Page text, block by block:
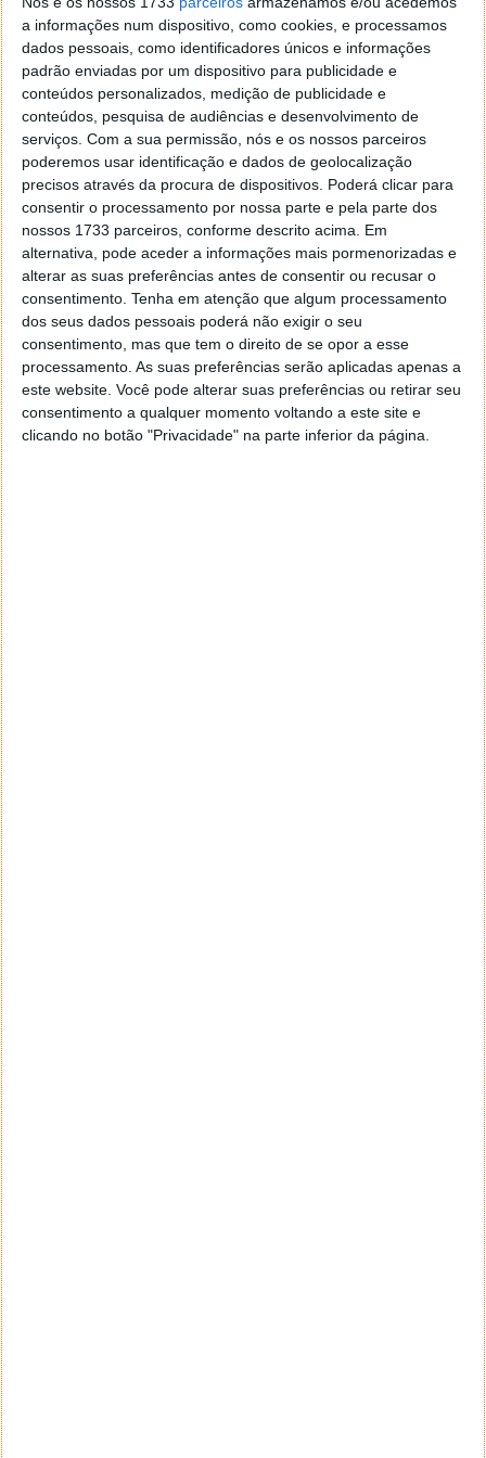
a informações num dispositivo, como cookies, e processamos
dados pessoais, como identificadores únicos e informações
padrão enviadas por um dispositivo para publicidade e
conteúdos personalizados, medição de publicidade e
conteúdos, pesquisa de audiências e desenvolvimento de
serviços. Com a sua permissão, nós e os nossos parceiros
poderemos usar identificação e dados de geolocalização
precisos através da procura de dispositivos. Poderá clicar para
consentir o processamento por nossa parte e pela parte dos
nossos 1733 parceiros, conforme descrito acima. Em
alternativa, pode aceder a informações mais pormenorizadas e
alterar as suas preferências antes de consentir ou recusar o
consentimento. Tenha em atenção que algum processamento
dos seus dados pessoais poderá não exigir o seu
consentimento, mas que tem o direito de se opor a esse
processamento. As suas preferências serão aplicadas apenas a
este website. Você pode alterar suas preferências ou retirar seu
consentimento a qualquer momento voltando a este site e
clicando no botão "Privacidade" na parte inferior da página.
Homepage:Plex
Tendo em conta as três soluções apresentadas,
consideramos que tanto o XBMC como o Plex
oferecem as melhores funcionalidades para